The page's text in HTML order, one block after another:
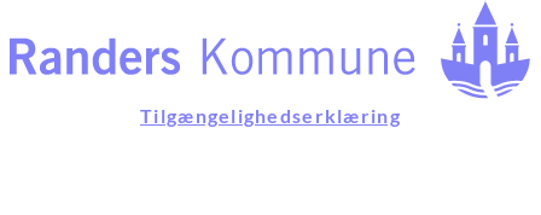
Tilgængelighedserklæring